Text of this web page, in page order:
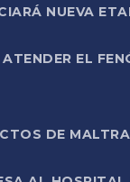
NUEVA
EL
DE